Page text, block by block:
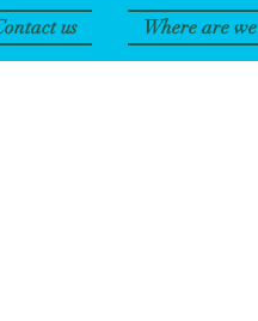
us Where are we